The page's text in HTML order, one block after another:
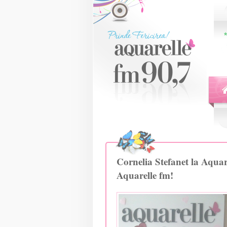
Cornelia Stefanet la
Aquarelle fm!